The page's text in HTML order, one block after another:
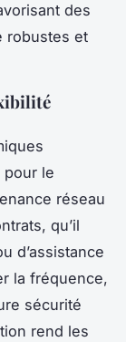
des
robustes et
pour le
réseau
qu’il
d’assistance
la fréquence,
sécurité
rend les